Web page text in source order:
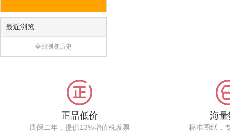
最近浏览
全部浏览历史
正品低价
质保二年，提供13%增值税发票
海
标准图纸，